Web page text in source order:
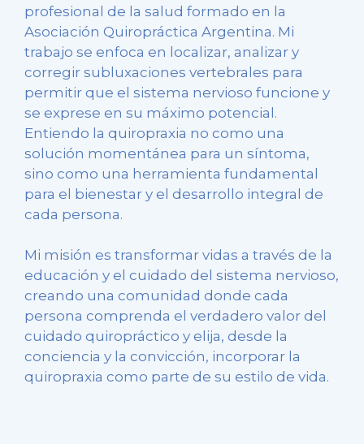
profesional de la salud formado en la
Asociación Quiropráctica Argentina. Mi
trabajo se enfoca en localizar, analizar y
corregir subluxaciones vertebrales para
permitir que el sistema nervioso funcione y
se exprese en su máximo potencial.
Entiendo la quiropraxia no como una
solución momentánea para un síntoma,
sino como una herramienta fundamental
para el bienestar y el desarrollo integral de
cada persona.
Mi misión es transformar vidas a través de la
educación y el cuidado del sistema nervioso,
creando una comunidad donde cada
persona comprenda el verdadero valor del
cuidado quiropráctico y elija, desde la
conciencia y la convicción, incorporar la
quiropraxia como parte de su estilo de vida.